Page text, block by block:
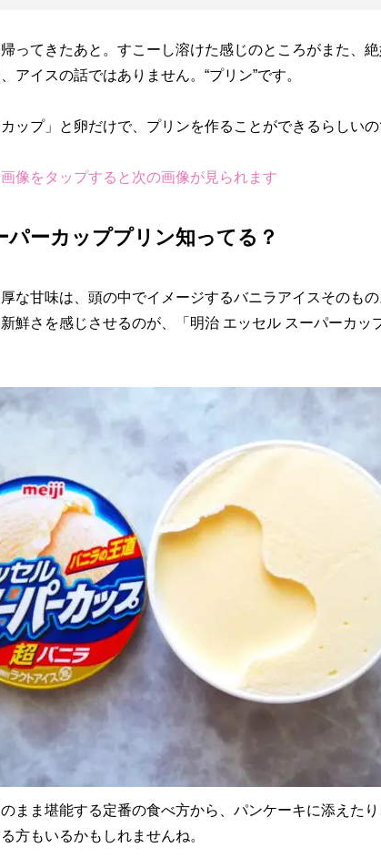
ってきたあと。すこーし溶けた感じのところがまた、
アイスの話ではありません。“プリン”です。
ップ」と卵だけで、プリンを作ることができるらしいの
画像をタップすると次の画像が見られます
パーカッププリン知ってる？
な甘味は、頭の中でイメージするバニラアイスそのも
鮮さを感じさせるのが、「明治 エッセル スーパーカッ
まま堪能する定番の食べ方から、パンケーキに添えた
方もいるかもしれませんね。